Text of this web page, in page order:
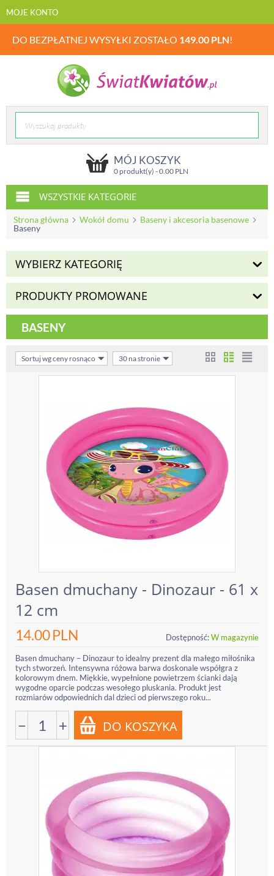
MOJE KONTO
DO BEZPŁATNEJ WYSYŁKI ZOSTAŁO 149.00 PLN!
MÓJ KOSZYK
0 produkt(y) -0.00PLN
WSZYSTKIE KATEGORIE
Strona główna Wokół domu
Baseny i akcesoria basenowe
Baseny
WYBIERZ KATEGORIĘ
PRODUKTY PROMOWANE
BASENY
Sortuj wg ceny rosnąco 30 na stronie
Basen dmuchany - Dinozaur - 61 x
12 cm
14.00PLN Dostępność:W magazynie
Basen dmuchany – Dinozaur to idealny prezent dla małego miłośnika
tych stworzeń. Intensywna różowa barwa doskonale współgra z
kolorowym dnem. Miękkie, wypełnione powietrzem ścianki dają
wygodne oparcie podczas wesołego pluskania. Produkt jest
rozmiarów odpowiednich dal dzieci od pierwszego roku...
− +